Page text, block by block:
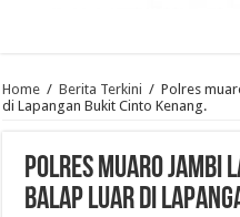
Home / Berita Terkini / Polres
di Lapangan Bukit Cinto Kenang.
Polres muaro jambi
Balap Luar di